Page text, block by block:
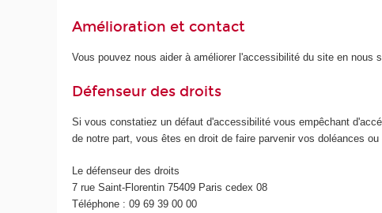
Amélioration et contact
Vous pouvez nous aider à améliorer l'accessibilité du site en
Défenseur des droits
Si vous constatiez un défaut d'accessibilité vous empêchant
de notre part, vous êtes en droit de faire parvenir vos doléances
Le défenseur des droits
7 rue Saint-Florentin 75409 Paris cedex 08
Téléphone : 09 69 39 00 00